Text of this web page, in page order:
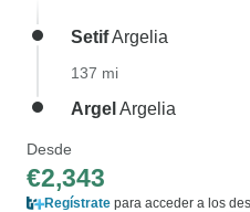
SetifArgelia
137 mi
Argel Argelia
Desde
€2,343
Regístrate para acceder a los